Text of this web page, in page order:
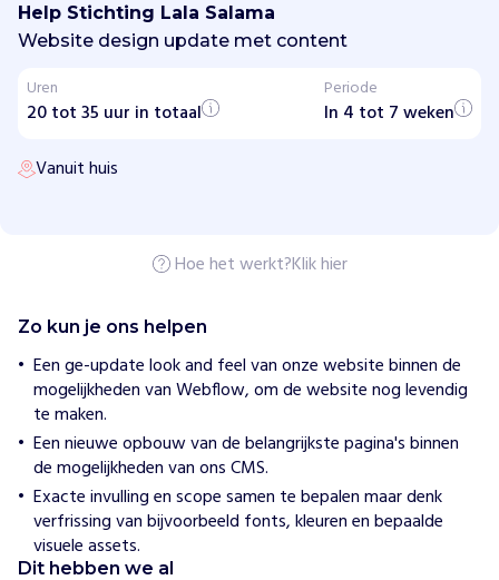
c
h
t
n
g
l
o
e
w
j
h
e
l
p
e
n
Help Stichting Lala Salama
Website design update met content
Uren
20 tot 35 uur in totaal
Periode
In 4 tot 7 weken
Vanuit huis
Hoe het werkt?Klik hier
Zo kun je ons helpen
Een ge-update look and feel van onze website binnen de
mogelijkheden van Webflow, om de website nog levendig
te maken.
Een nieuwe opbouw van de belangrijkste pagina's binnen
de mogelijkheden van ons CMS.
Exacte invulling en scope samen te bepalen maar denk
verfrissing van bijvoorbeeld fonts, kleuren en bepaalde
visuele assets.
Dit hebben we al